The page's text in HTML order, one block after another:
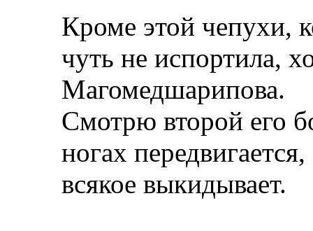
Кроме этой чепухи,
чуть не испортила,
Магомедшарипова.
Смотрю второй его
ногах
всякое выкидывает.